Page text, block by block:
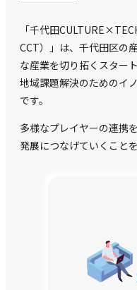
「千代田
CCT）」は、千代田区の
な産業を切り拓くスター
地域課題解決のためのイ
です。
多様なプレイヤーの連携
発展につなげていくこと